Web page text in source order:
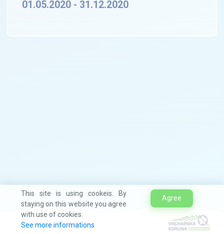
01.05.2020 - 31.12.2020
This site is using cookeis. By
staying on this website you agree
with use of cookies.
See more informations
Agree